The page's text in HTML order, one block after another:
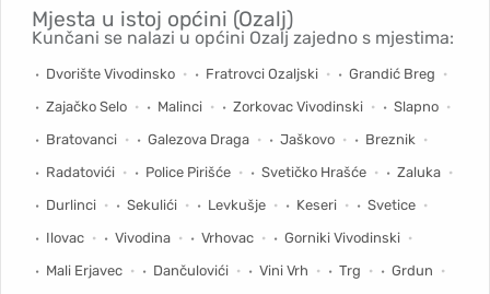
Mjesta u istoj općini (Ozalj)
Kunčani se nalazi u općini Ozalj zajedno s mjestima:
Dvorište Vivodinsko Fratrovci Ozaljski
Grandić Breg
Zajačko Selo
Malinci Zorkovac Vivodinski
Slapno
Bratovanci
Galezova Draga Jaškovo
Breznik
Radatovići
Police Pirišće Svetičko Hrašće
Zaluka
Durlinci
Sekulići Levkušje Keseri
Svetice
Ilovac
Vivodina Vrhovac
Gorniki Vivodinski
Mali Erjavec
Dančulovići Vini Vrh Trg
Grdun